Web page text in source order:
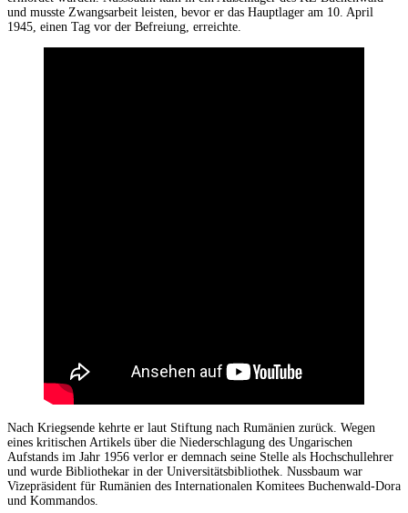
und musste Zwangsarbeit leisten, bevor er das Hauptlager am 10. April
1945, einen Tag vor der Befreiung, erreichte.
Nach Kriegsende kehrte er laut Stiftung nach Rumänien zurück. Wegen
eines kritischen Artikels über die Niederschlagung des Ungarischen
Aufstands im Jahr 1956 verlor er demnach seine Stelle als Hochschullehrer
und wurde Bibliothekar in der Universitätsbibliothek. Nussbaum war
Vizepräsident für Rumänien des Internationalen Komitees Buchenwald-Dora
und Kommandos.